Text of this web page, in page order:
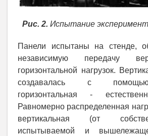
Рис. 2. Испытание
Панели испытаны на стенде,
независимую передачу
горизонтальной нагрузок.
создавалась с
горизонтальная -
Равномерно распределенная
вертикальная (от
испытываемой и